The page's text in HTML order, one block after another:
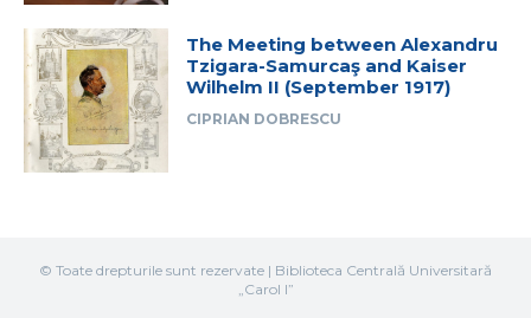
The Meeting between Alexandru
Tzigara-Samurcaş and Kaiser
Wilhelm II (September 1917)
CIPRIAN DOBRESCU
© Toate drepturile sunt rezervate | Biblioteca Centrală Universitară
„Carol I”